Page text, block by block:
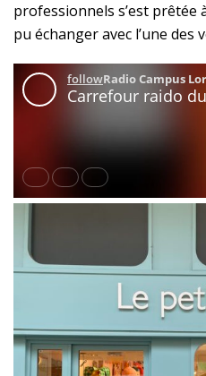
professionnels s’est prêtée
pu échanger avec l’une des